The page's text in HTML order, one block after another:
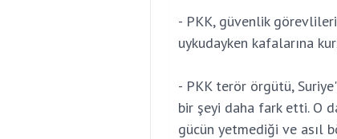
- PKK, güvenlik
uykudayken kafalarına
- PKK terör örgütü,
bir şeyi daha fark etti. O
gücün yetmediği ve asıl